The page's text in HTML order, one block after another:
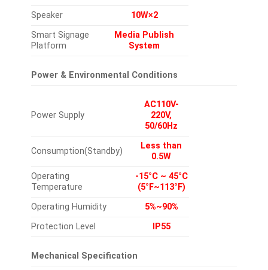
Speaker
10W×2
Smart Signage
Platform
Media Publish
System
Power & Environmental Conditions
Power Supply
AC110V-
220V,
50/60Hz
Consumption(Standby)
Less than
0.5W
Operating
Temperature
-15°C ~ 45°C
(5°F~113°F)
Operating Humidity
5%~90%
Protection Level
IP55
Mechanical Specification